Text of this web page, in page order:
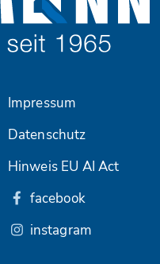
Impressum
Datenschutz
Hinweis EU AI Act
facebook
instagram